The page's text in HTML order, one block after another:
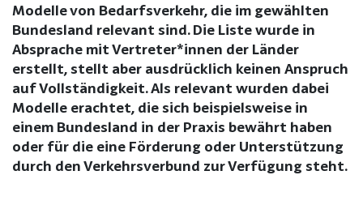
Modelle von Bedarfsverkehr, die im gewählten
Bundesland relevant sind. Die Liste wurde in
Absprache mit Vertreter*innen der Länder
erstellt, stellt aber ausdrücklich keinen Anspruch
auf Vollständigkeit. Als relevant wurden dabei
Modelle erachtet, die sich beispielsweise in
einem Bundesland in der Praxis bewährt haben
oder für die eine Förderung oder Unterstützung
durch den Verkehrsverbund zur Verfügung steht.